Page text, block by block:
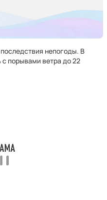
непогоды. В
порывами ветра до 22